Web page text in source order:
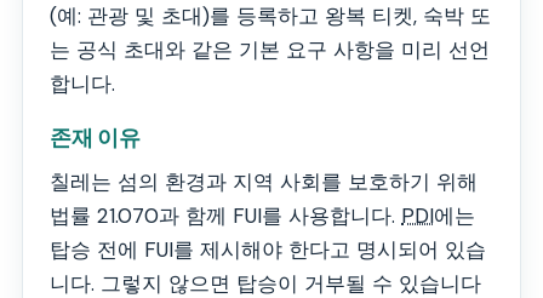
(예: 관광 및 초대)를 등록하고 왕복 티켓, 숙박 또
는 공식 초대와 같은 기본 요구 사항을 미리 선언
합니다.
존재 이유
칠레는 섬의 환경과 지역 사회를 보호하기 위해
법률 21.070과 함께 FUI를 사용합니다. PDI에는
탑승 전에 FUI를 제시해야 한다고 명시되어 있습
니다. 그렇지 않으면 탑승이 거부될 수 있습니다